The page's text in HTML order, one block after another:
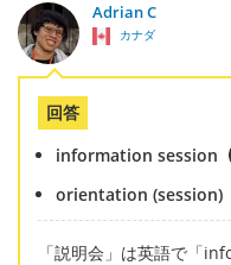
Adrian C
カナダ
回答
information session
orientation (session)
「説明会」は英語で「